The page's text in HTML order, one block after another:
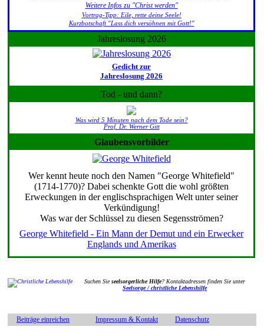
Weitere Infos zu "Christ werden"
Vortrag-Tipp: Eile, rette deine Seele!
Kurzbotschaft "Lass dich versöhnen mit Gott!"
Jahreslosung 2026
Gedicht zur
Jahreslosung 2026
Tod - und dann?
Was wird 5 Minuten nach dem Tode sein?
Prof. Dr. Werner Gitt
Glaubensvorbilder
Wer kennt heute noch den Namen "George Whitefield"
(1714-1770)? Dabei schenkte Gott die wohl größten
Erweckungen in der englischsprachigen Welt unter seiner
Verkündigung!
Was war der Schlüssel zu diesen Segensströmen?
George Whitefield - Ein Mann der Demut und ein Erwecker
Englands und Amerikas
Suchen Sieseelsorgerliche Hilfe? Kontaktadressen finden Sie unter
Seelsorge / christliche Lebenshilfe
Beiträge einreichen Impressum & Kontakt Datenschutz